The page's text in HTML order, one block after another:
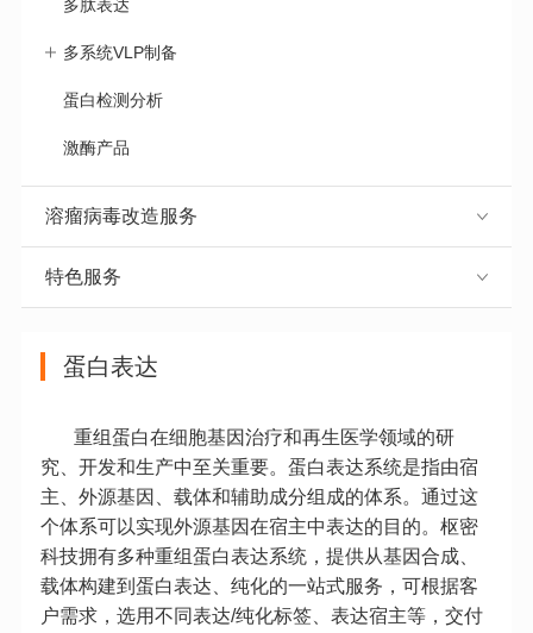
多肽表达
多系统VLP制备
蛋白检测分析
激酶产品
溶瘤病毒改造服务
特色服务
蛋白表达
重组蛋白在细胞基因治疗和再生医学领域的研
究、开发和生产中至关重要。蛋白表达系统是指由宿
主、外源基因、载体和辅助成分组成的体系。通过这
个体系可以实现外源基因在宿主中表达的目的。枢密
科技拥有多种重组蛋白表达系统，提供从基因合成、
载体构建到蛋白表达、纯化的一站式服务，可根据客
户需求，选用不同表达/纯化标签、表达宿主等，交付